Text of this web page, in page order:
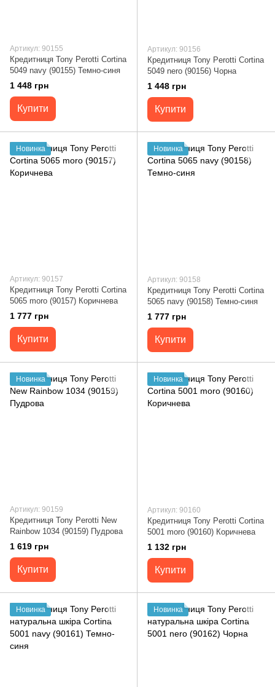
Артикул: 90155
Кредитниця Tony Perotti Cortina
5049 navy (90155) Темно-синя
1 448 грн
Купити
Артикул: 90156
Кредитниця Tony Perotti Cortina
5049 nero (90156) Чорна
1 448 грн
Купити
Новинка
Артикул: 90157
Кредитниця Tony Perotti Cortina
5065 moro (90157) Коричнева
1 777 грн
Купити
Новинка
Артикул: 90158
Кредитниця Tony Perotti Cortina
5065 navy (90158) Темно-синя
1 777 грн
Купити
Новинка
Артикул: 90159
Кредитниця Tony Perotti New
Rainbow 1034 (90159) Пудрова
1 619 грн
Купити
Новинка
Артикул: 90160
Кредитниця Tony Perotti Cortina
5001 moro (90160) Коричнева
1 132 грн
Купити
Новинка Новинка